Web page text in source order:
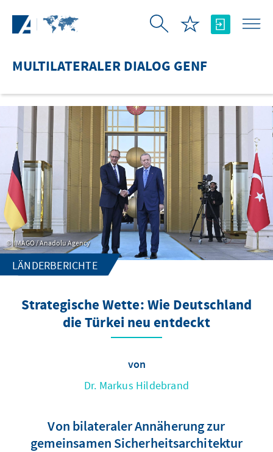
MULTILATERALER DIALOG GENF
IMAGO / Anadolu Agency
LÄNDERBERICHTE
Strategische Wette: Wie Deutschland
die Türkei neu entdeckt
von
Dr. Markus Hildebrand
Von bilateraler Annäherung zur
gemeinsamen Sicherheitsarchitektur